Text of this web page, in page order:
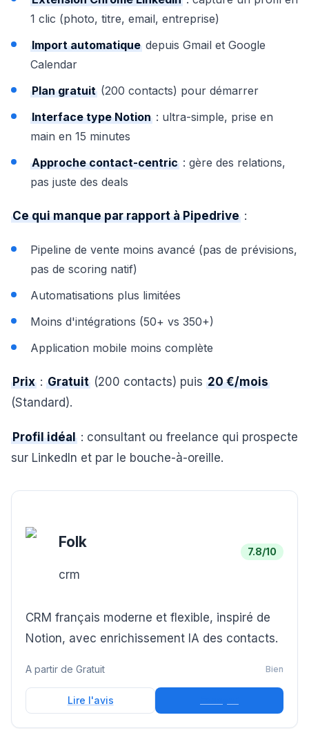
1 clic (photo, titre, email, entreprise)
Import automatique depuis Gmail et Google
Calendar
Plan gratuit (200 contacts) pour démarrer
Interface type Notion : ultra-simple, prise en
main en 15 minutes
Approche contact-centric : gère des relations,
pas juste des deals
Ce qui manque par rapport à Pipedrive :
Pipeline de vente moins avancé (pas de prévisions,
pas de scoring natif)
Automatisations plus limitées
Moins d'intégrations (50+ vs 350+)
Application mobile moins complète
Prix : Gratuit (200 contacts) puis 20 €/mois
(Standard).
Profil idéal : consultant ou freelance qui prospecte
sur LinkedIn et par le bouche-à-oreille.
Folk
crm
7.8/10
CRM français moderne et flexible, inspiré de
Notion, avec enrichissement IA des contacts.
A partir de Gratuit Bien
Lire l'avis